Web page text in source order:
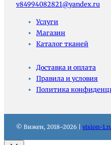
v84994082821@yandex.ru
Услуги
Магазин
Каталог тканей
Доставка и оплата
Правила и условия
Политика
© Вижен, 2018–2026 | vision-